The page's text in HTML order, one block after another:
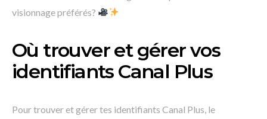
visionnage préférés?
Où trouver et gérer vos
identifiants Canal Plus
Pour trouver et gérer tes identifiants Canal Plus, le